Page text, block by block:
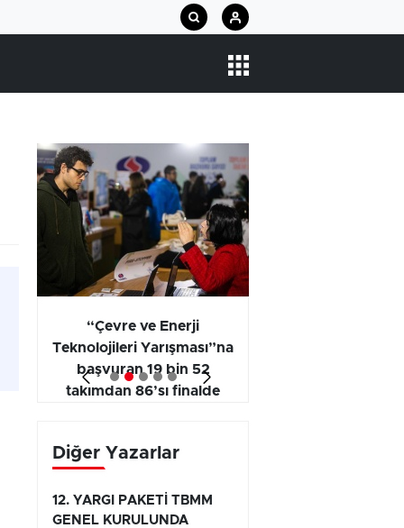
“Çevre ve Enerji
Teknolojileri Yarışması”na
başvuran 19 bin 52
takımdan 86’sı finalde
Diğer Yazarlar
12. YARGI PAKETİ TBMM
GENEL KURULUNDA